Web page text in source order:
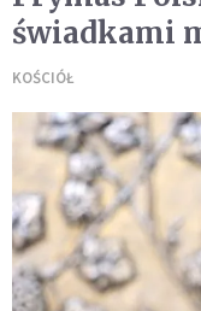
świadkami
KOŚCIÓŁ